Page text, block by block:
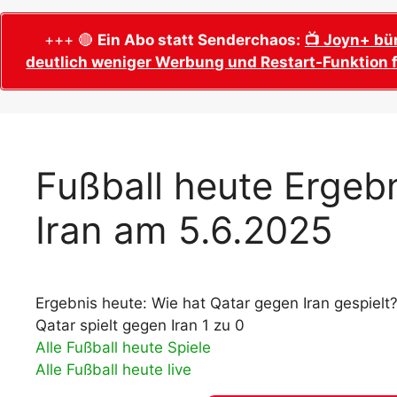
Wer wird Fußball-Weltmeister 2026?
Alle WM 2026 Trainer
Adidas Trionda: offizielle WM 2026
Spielball
WM 2026 Qualifikation in Europa: Tabelle
& Spielplan
WM 2026
Termine,
WM 2026
WM 2026
Spielort
+++ 🔴 Ein Abo statt Senderchaos: 📺 Joyn+
deutlich weniger Werbung und Restart-
Fußball heute
Iran am 5.6.2025
Ergebnis heute: Wie hat Qatar gegen Iran gespielt?
Qatar spielt gegen Iran 1 zu 0
Alle Fußball heute Spiele
Alle Fußball heute live